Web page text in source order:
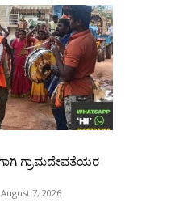
ಗ್ರಾಮದೇವತೆಯರ
August 7, 2026